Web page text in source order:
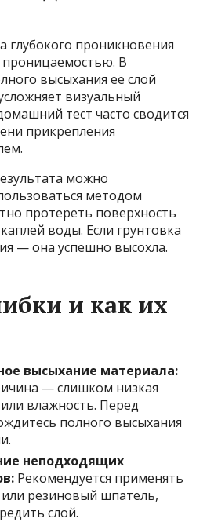
глубокого проникновения
проницаемостью. В
высыхания её слой
визуальный
тест часто сводится
прикрепления
можно
методом
протереть поверхность
воды. Если грунтовка
— она успешно высохла.
и как их
высыхание материала:
— слишком низкая
влажность. Перед
полного высыхания
неподходящих
Рекомендуется применять
резиновый шпатель,
слой.